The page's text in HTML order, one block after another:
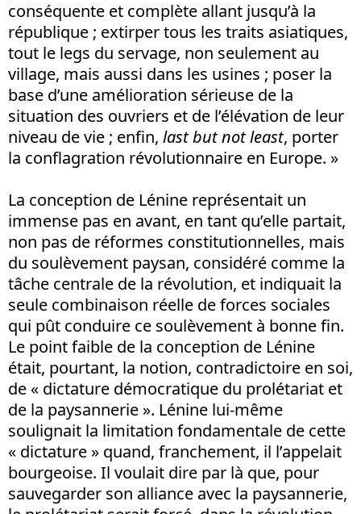
conséquente et complète allant jusqu’à la
république ; extirper tous les traits asiatiques,
tout le legs du servage, non seulement au
village, mais aussi dans les usines ; poser la
base d’une amélioration sérieuse de la
situation des ouvriers et de l’élévation de leur
niveau de vie ; enfin, last but not least, porter
la conflagration révolutionnaire en Europe. »
La conception de Lénine représentait un
immense pas en avant, en tant qu’elle partait,
non pas de réformes constitutionnelles, mais
du soulèvement paysan, considéré comme la
tâche centrale de la révolution, et indiquait la
seule combinaison réelle de forces sociales
qui pût conduire ce soulèvement à bonne fin.
Le point faible de la conception de Lénine
était, pourtant, la notion, contradictoire en soi,
de « dictature démocratique du prolétariat et
de la paysannerie ». Lénine lui-même
soulignait la limitation fondamentale de cette
« dictature » quand, franchement, il l’appelait
bourgeoise. Il voulait dire par là que, pour
sauvegarder son alliance avec la paysannerie,